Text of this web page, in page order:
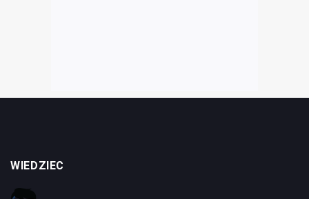
WIEDZIEC